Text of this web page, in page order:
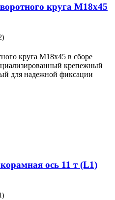
круга М18х45
круга М18х45 в сборе
крепежный
для надежной фиксации
ось 11 т (L1)